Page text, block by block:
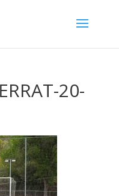
20-